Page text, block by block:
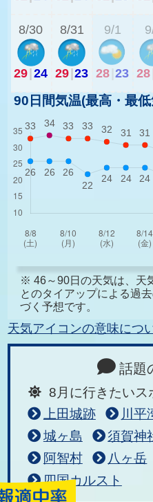
8/30
29 24
8/31
29 23
9/1
28 23 28
90日間気温(最高・最
※ 46～90日の天気は、天
とのタイアップによる過
づく予想です。
天気アイコンの意味につ
話題
8月に行きたいス
上田城跡
川平
城ヶ島
須賀神
阿智村
八ヶ岳
四国カルスト